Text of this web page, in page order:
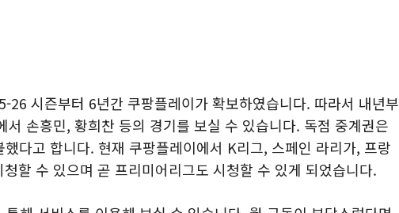
26 시즌부터 6년간 쿠팡플레이가 확보하였습니다. 따라서 내년부
서 손흥민, 황희찬 등의 경기를 보실 수 있습니다. 독점 중계권은
했다고 합니다. 현재 쿠팡플레이에서 K리그, 스페인 라리가, 프랑
할 수 있으며 곧 프리미어리그도 시청할 수 있게 되었습니다.